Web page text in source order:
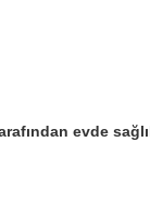
evde